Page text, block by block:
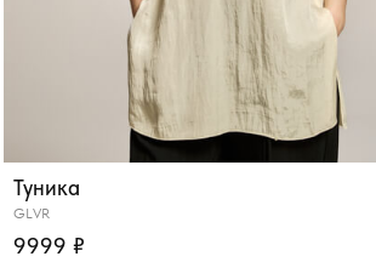
Туника
GLVR
9999 ₽